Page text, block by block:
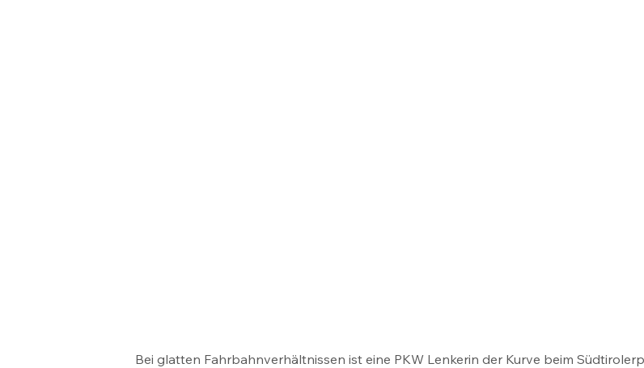
Bei glatten Fahrbahnverhältnissen ist eine PKW Lenkerin der Kurve beim